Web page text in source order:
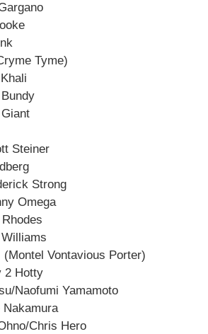
Tyme)
Steiner
Strong
Omega
(Montel Vontavious Porter)
2 Hotty
Naofumi Yamamoto
Chris Hero